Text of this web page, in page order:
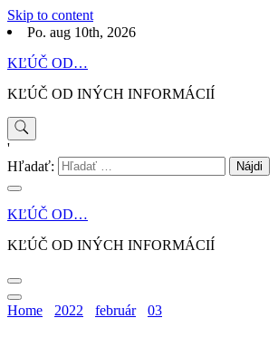
Skip to content
Po. aug 10th, 2026
KĽÚČ OD…
KĽÚČ OD INÝCH INFORMÁCIÍ
'
Hľadať:
KĽÚČ OD…
KĽÚČ OD INÝCH INFORMÁCIÍ
Home 2022 február 03